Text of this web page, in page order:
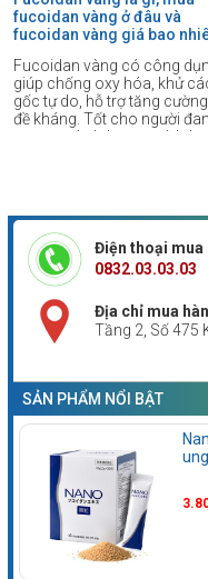
fucoidan vàng ở đâu và
fucoidan vàng giá bao
Fucoidan vàng có công
giúp chống oxy hóa, khử
gốc tự do, hỗ trợ tăng
đề kháng. Tốt cho người
trong quá trình xạ trị và hóa
Điện thoại mua
0832.03.03.03
Địa chỉ mua
Tầng 2, Số 475
SẢN PHẨM NỔI BẬT